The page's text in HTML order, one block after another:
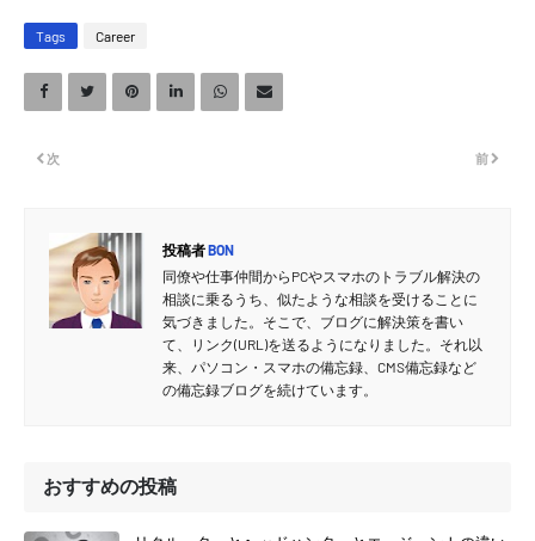
Tags Career
前
次
投稿者BON
同僚や仕事仲間からPCやスマホのトラブル解決の
相談に乗るうち、似たような相談を受けることに
気づきました。そこで、ブログに解決策を書い
て、リンク(URL)を送るようになりました。それ以
来、パソコン・スマホの備忘録、CMS備忘録など
の備忘録ブログを続けています。
おすすめの投稿